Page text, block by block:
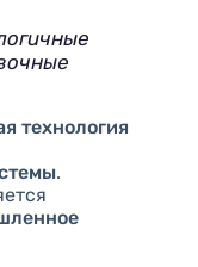
технология
.